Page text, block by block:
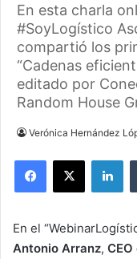
En esta charla
#SoyLogístico
compartió los
“Cadenas
editado por
Random House
Verónica Hernández
En el
Antonio Arranz, CEO